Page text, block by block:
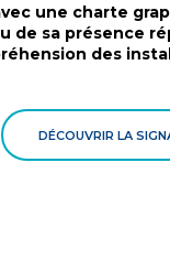
une charte
de sa présence
des
DÉCOUVRIR LA